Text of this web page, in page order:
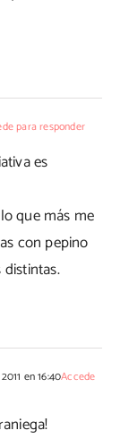
para responder
es
que más me
con pepino
en 16:40Accede